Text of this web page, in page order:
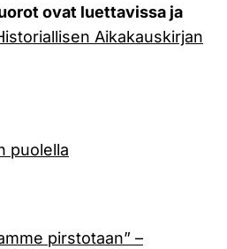
ovat luettavissa ja
Aikakauskirjan
puolella
pirstotaan” –